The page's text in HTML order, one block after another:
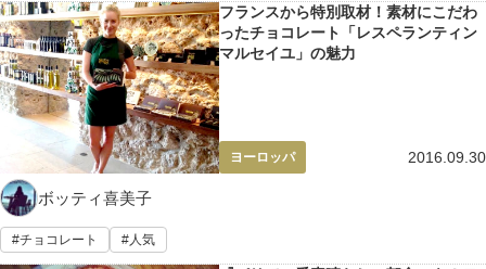
フランスから特別取材！素材にこだわ
ったチョコレート「レスペランティン
マルセイユ」の魅力
ヨーロッパ 2016.09.30
ボッティ喜美子
チョコレート 人気